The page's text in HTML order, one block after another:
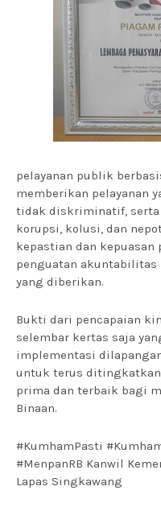
pelayanan publik
memberikan pelayanan
tidak diskriminatif, serta
korupsi, kolusi, dan
kepastian dan kepuasan
penguatan
yang diberikan.
Bukti dari pencapaian
selembar kertas saja
implementasi
untuk terus
prima dan terbaik bagi
Binaan.
#KumhamPasti
#MenpanRB Kanwil
Lapas Singkawang